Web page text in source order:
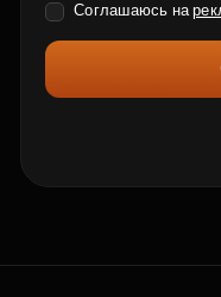
Соглашаюсь на